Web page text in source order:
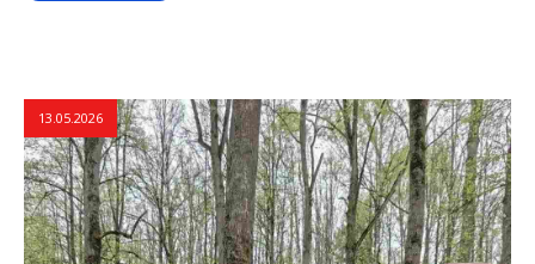
13.05.2026